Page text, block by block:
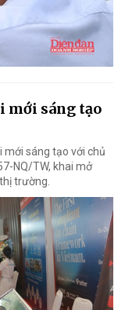
mới sáng tạo
mới sáng tạo với chủ
NQ/TW, khai mở
trường.